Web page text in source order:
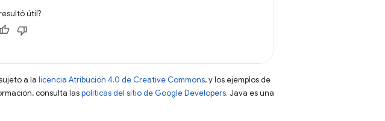
útil?
a la licencia Atribución 4.0 de Creative Commons, y los ejemplos de
consulta laspolíticas del sitio de Google Developers. Java es una